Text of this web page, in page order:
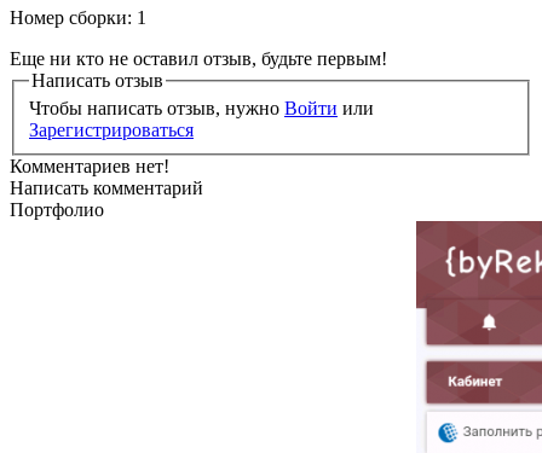
Номер сборки: 1
Еще ни кто не оставил отзыв, будьте первым!
Написать отзыв
Чтобы написать отзыв, нужно Войти или
Зарегистрироваться
Комментариев нет!
Написать комментарий
Портфолио